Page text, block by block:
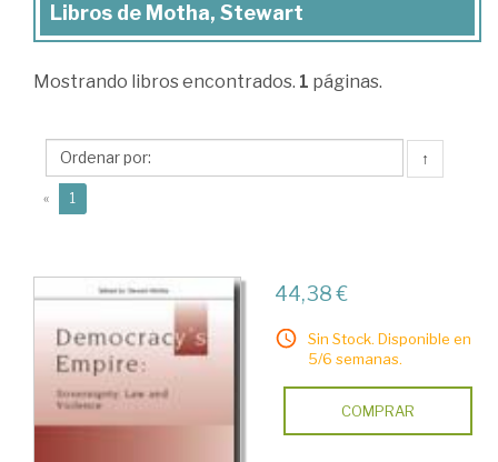
Libros
Motha,
Libros de Motha, Stewart
Mostrando libros encontrados. 1 páginas.
↑
« 1
44,38 €
Sin Stock. Disponible en
5/6 semanas.
COMPRAR